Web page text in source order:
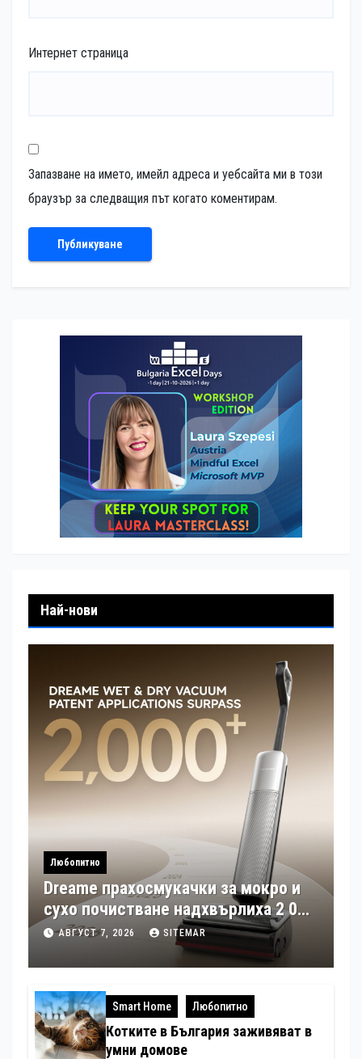
Интернет страница
Запазване на името, имейл адреса и уебсайта ми в този
браузър за следващия път когато коментирам.
Най-нови
Любопитно
Dreame прахосмукачки за мокро и
сухо почистване надхвърлиха 2 000
патентни заявки в световен мащаб
АВГУСТ 7, 2026 SITEMAR
Smart Home Любопитно
Котките в България заживяват в
умни домове